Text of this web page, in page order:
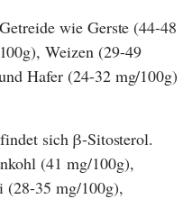
wie Gerste (44-48
Weizen (29-49
Hafer (24-32 mg/100g)
sich β-Sitosterol.
(41 mg/100g),
(28-35 mg/100g),